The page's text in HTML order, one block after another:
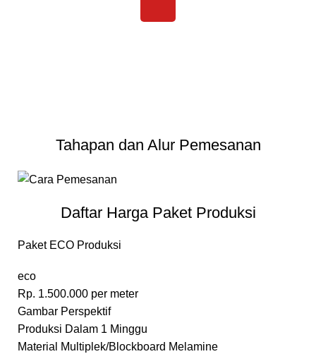
Tahapan dan Alur Pemesanan
Daftar Harga Paket Produksi
Paket ECO Produksi
eco
Rp. 1.500.000 per meter
Gambar Perspektif
Produksi Dalam 1 Minggu
Material Multiplek/Blockboard Melamine